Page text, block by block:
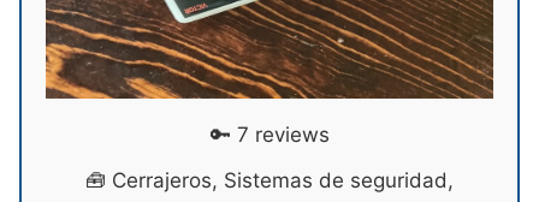
🔑 7 reviews
🧰 Cerrajeros, Sistemas de seguridad,